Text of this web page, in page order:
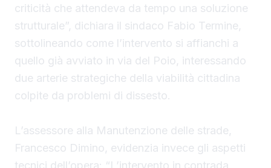
criticità che attendeva da tempo una soluzione
strutturale”, dichiara il sindaco Fabio Termine,
sottolineando come l’intervento si affianchi a
quello già avviato in via del Poio, interessando
due arterie strategiche della viabilità cittadina
colpite da problemi di dissesto.
L’assessore alla Manutenzione delle strade,
Francesco Dimino, evidenzia invece gli aspetti
tecnici dell’opera: “L’intervento in contrada